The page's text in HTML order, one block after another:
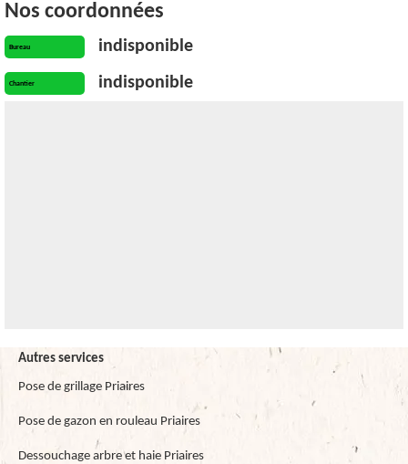
Nos coordonnées
Bureau indisponible
Chantier indisponible
Autres services
Pose de grillage Priaires
Pose de gazon en rouleau Priaires
Dessouchage arbre et haie Priaires